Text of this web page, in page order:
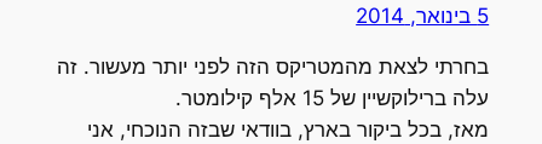
בחרתי לצאת מהמטריקס הזה לפני יותר מעשור. זה
עלה ברילוקשיין של 15 אלף קילומטר.
מאז, בכל ביקור בארץ, בוודאי שבזה הנוכחי, אני